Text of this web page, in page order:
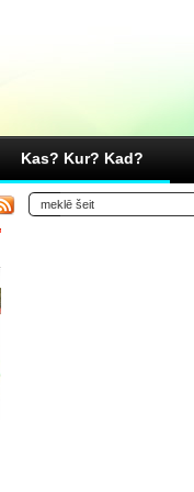
Kas? Kur? Kad?